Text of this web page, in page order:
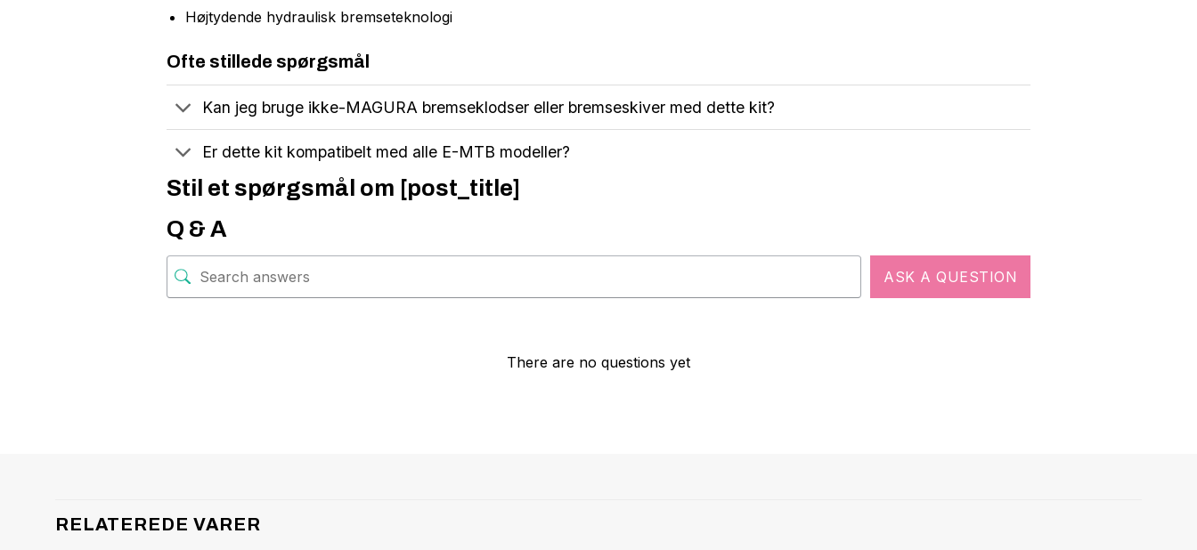
Højtydende hydraulisk bremseteknologi
Ofte stillede spørgsmål
Kan jeg bruge ikke-MAGURA bremseklodser eller bremseskiver med dette kit?
Er dette kit kompatibelt med alle E-MTB modeller?
Stil et spørgsmål om [post_title]
Q & A
ASK A QUESTION
There are no questions yet
RELATEREDE VARER